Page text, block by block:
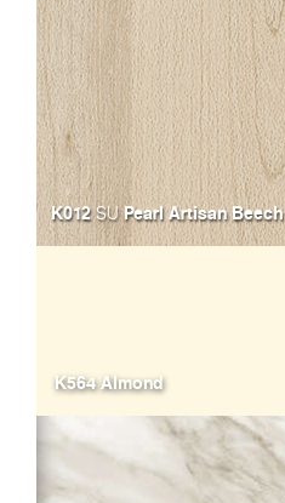
K012SUPearl Artisan Beech
K564 Almond